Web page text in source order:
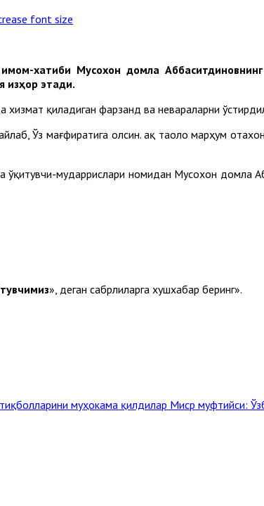
хатиби Мусохон домла
изҳор этади.
хизмат қиладиган фарзанд ва невараларни
Ўз мағфиратига олсин. Ҳақ таоло марҳум
мударрислари номидан Мусохон домла
», деган сабрлиларга хушхабар беринг».
муҳокама қилдилар Миср муфтийси: